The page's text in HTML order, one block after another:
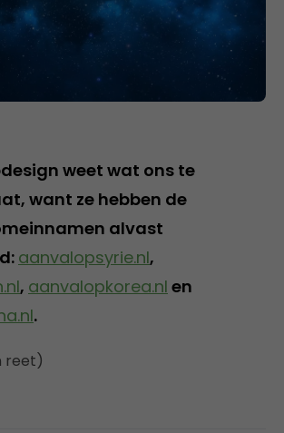
weet wat ons te
want ze hebben de
alvast
aanvalopsyrie.nl,
, aanvalopkorea.nl en
.
reet)